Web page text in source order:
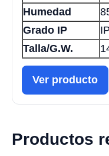
Humedad
Grado IP
Talla/G.W.
Ver producto
Productos